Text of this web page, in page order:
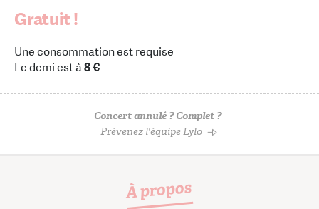
Gratuit !
Une consommation est requise
Le demi est à8 €
Concert annulé ? Complet ?
Prévenez l'équipe Lylo
À propos